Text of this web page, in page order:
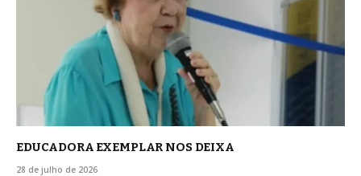
EDUCADORA EXEMPLAR NOS DEIXA
28 de julho de 2026